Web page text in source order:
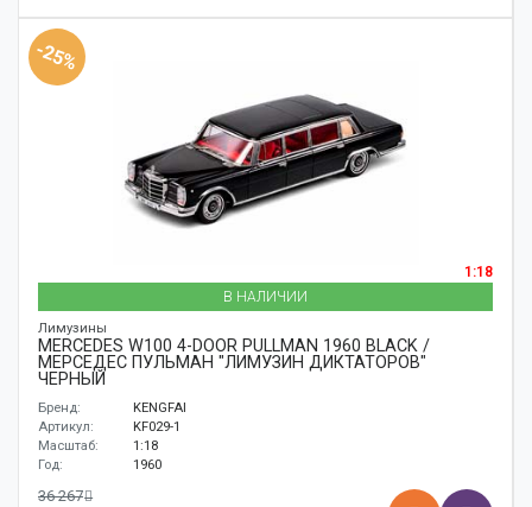
-25%
1:18
В НАЛИЧИИ
Лимузины
MERCEDES W100 4-DOOR PULLMAN 1960 BLACK /
МЕРСЕДЕС ПУЛЬМАН "ЛИМУЗИН ДИКТАТОРОВ"
ЧЕРНЫЙ
Бренд:
KENGFAI
Артикул:
KF029-1
Масштаб:
1:18
Год:
1960
36 267